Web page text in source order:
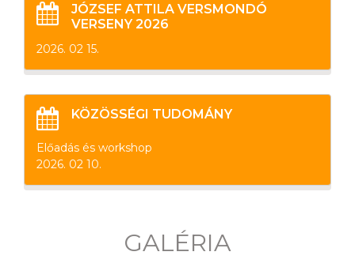
JÓZSEF ATTILA VERSMONDÓ
VERSENY 2026
2026. 02 15.
KÖZÖSSÉGI TUDOMÁNY
Előadás és workshop
2026. 02 10.
GALÉRIA